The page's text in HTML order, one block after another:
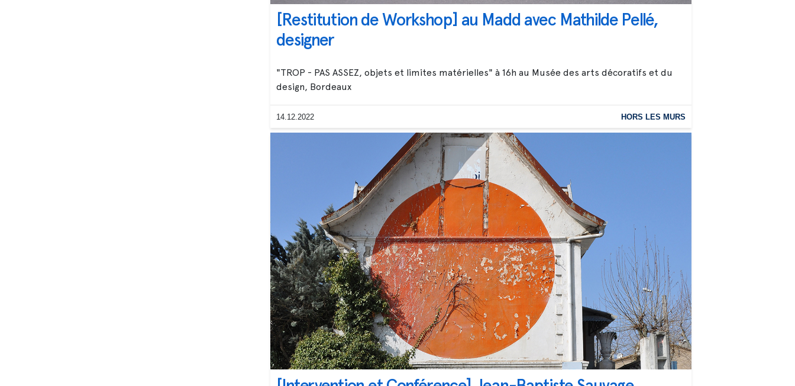
[Restitution de Workshop] au Madd avec Mathilde Pellé,
designer
"TROP - PAS ASSEZ, objets et limites matérielles" à 16h au Musée des arts décoratifs et du
design, Bordeaux
14.12.2022 HORS LES MURS